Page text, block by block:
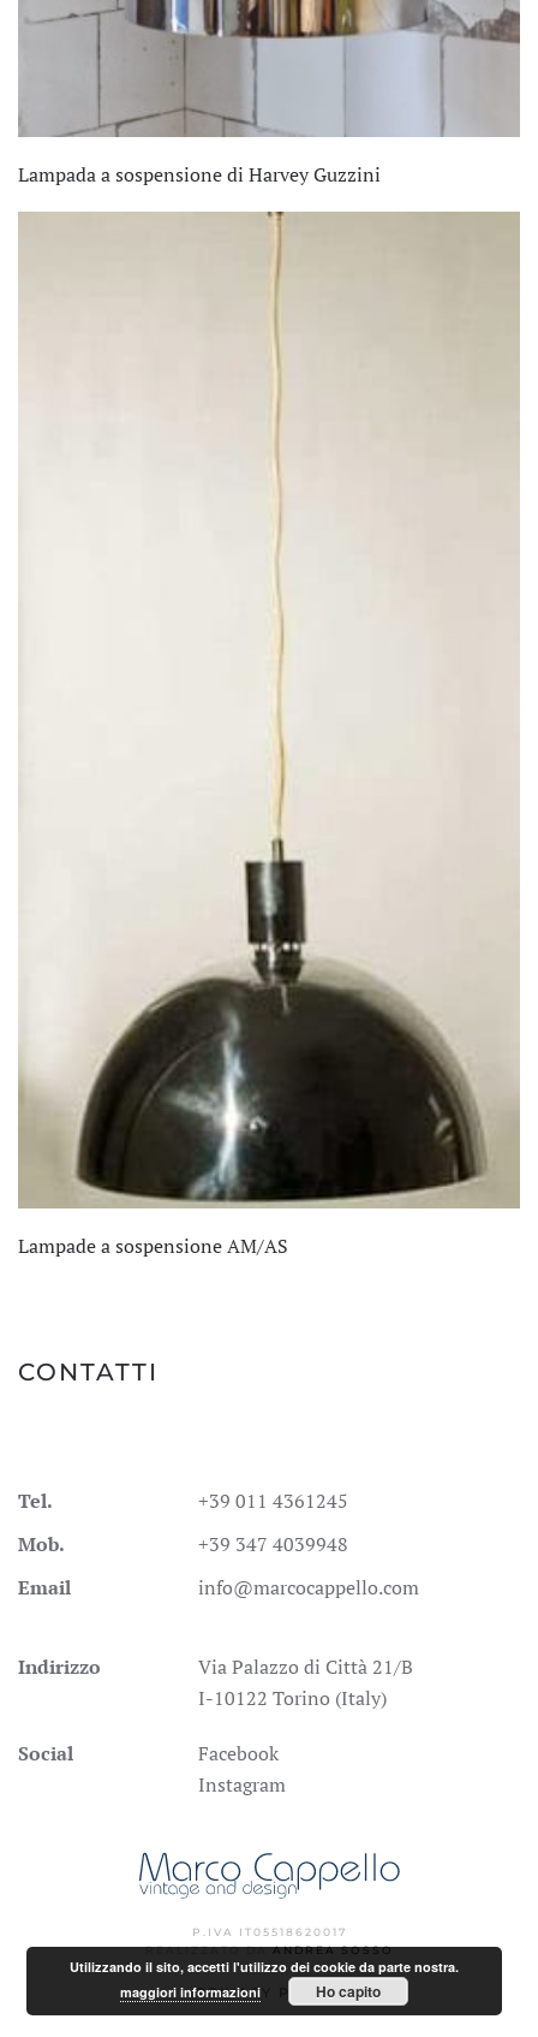
Lampada a sospensione di Harvey Guzzini
Lampade a sospensione AM/AS
CONTATTI
Tel.
+39 011 4361245
Mob.
+39 347 4039948
Email
info@marcocappello.com
Indirizzo
Via Palazzo di Città 21/B
I-10122 Torino (Italy)
Social
Facebook
Instagram
P.IVA IT05518620017
REALIZZATO DAANDREA SOSSO
PRIVACY POLICY
Utilizzando il sito, accetti l'utilizzo dei cookie da parte nostra.
maggiori informazioni
Ho capito